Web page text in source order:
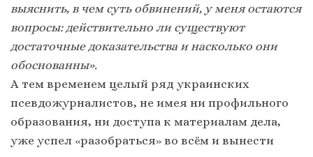
выяснить, в чем суть обвинений, у меня остаются
вопросы: действительно ли существуют
достаточные доказательства и насколько они
обоснованны».
А тем временем целый ряд украинских
псевдожурналистов, не имея ни профильного
образования, ни доступа к материалам дела,
уже успел «разобраться» во всём и вынести